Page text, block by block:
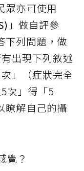
眾亦可使用
」做自評參
下列問題，做
出現下列敘述
」（症狀完全
次」得「5
瞭解自己的攝
覺？